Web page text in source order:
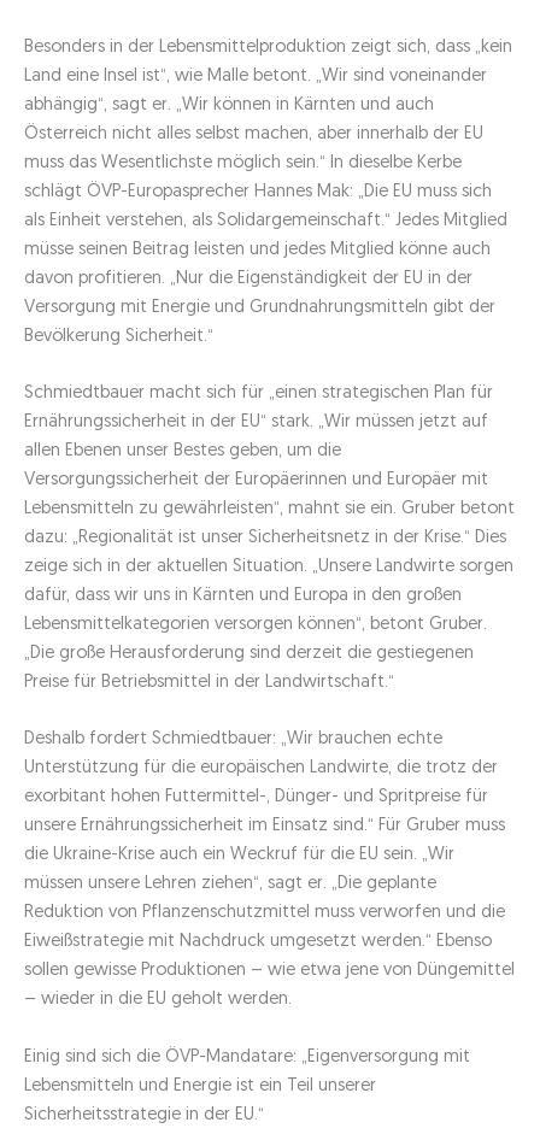
Besonders in der Lebensmittelproduktion zeigt sich, dass „kein
Land eine Insel ist“, wie Malle betont. „Wir sind voneinander
abhängig“, sagt er. „Wir können in Kärnten und auch
Österreich nicht alles selbst machen, aber innerhalb der EU
muss das Wesentlichste möglich sein.“ In dieselbe Kerbe
schlägt ÖVP-Europasprecher Hannes Mak: „Die EU muss sich
als Einheit verstehen, als Solidargemeinschaft.“ Jedes Mitglied
müsse seinen Beitrag leisten und jedes Mitglied könne auch
davon profitieren. „Nur die Eigenständigkeit der EU in der
Versorgung mit Energie und Grundnahrungsmitteln gibt der
Bevölkerung Sicherheit.“
Schmiedtbauer macht sich für „einen strategischen Plan für
Ernährungssicherheit in der EU“ stark. „Wir müssen jetzt auf
allen Ebenen unser Bestes geben, um die
Versorgungssicherheit der Europäerinnen und Europäer mit
Lebensmitteln zu gewährleisten“, mahnt sie ein. Gruber betont
dazu: „Regionalität ist unser Sicherheitsnetz in der Krise.“ Dies
zeige sich in der aktuellen Situation. „Unsere Landwirte sorgen
dafür, dass wir uns in Kärnten und Europa in den großen
Lebensmittelkategorien versorgen können“, betont Gruber.
„Die große Herausforderung sind derzeit die gestiegenen
Preise für Betriebsmittel in der Landwirtschaft.“
Deshalb fordert Schmiedtbauer: „Wir brauchen echte
Unterstützung für die europäischen Landwirte, die trotz der
exorbitant hohen Futtermittel-, Dünger- und Spritpreise für
unsere Ernährungssicherheit im Einsatz sind.“ Für Gruber muss
die Ukraine-Krise auch ein Weckruf für die EU sein. „Wir
müssen unsere Lehren ziehen“, sagt er. „Die geplante
Reduktion von Pflanzenschutzmittel muss verworfen und die
Eiweißstrategie mit Nachdruck umgesetzt werden.“ Ebenso
sollen gewisse Produktionen – wie etwa jene von Düngemittel
– wieder in die EU geholt werden.
Einig sind sich die ÖVP-Mandatare: „Eigenversorgung mit
Lebensmitteln und Energie ist ein Teil unserer
Sicherheitsstrategie in der EU.“